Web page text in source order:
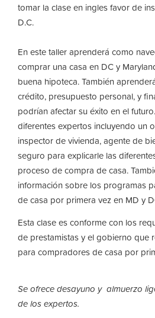
tomar la clase en ingles favor de
D.C.
En este taller aprenderá como
comprar una casa en DC y
buena hipoteca. También
crédito, presupuesto personal, y
podrían afectar su éxito en el
diferentes expertos incluyendo un
inspector de vivienda, agente de
seguro para explicarle las
proceso de compra de casa.
información sobre los programas
de casa por primera vez en MD y
Esta clase es conforme con los
de prestamistas y el gobierno que
para compradores de casa por
Se ofrece desayuno y almuerzo
de los expertos.